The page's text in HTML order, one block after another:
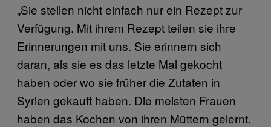
„Sie stellen nicht einfach nur ein Rezept zur
Verfügung. Mit ihrem Rezept teilen sie ihre
Erinnerungen mit uns. Sie erinnern sich
daran, als sie es das letzte Mal gekocht
haben oder wo sie früher die Zutaten in
Syrien gekauft haben. Die meisten Frauen
haben das Kochen von ihren Müttern gelernt.